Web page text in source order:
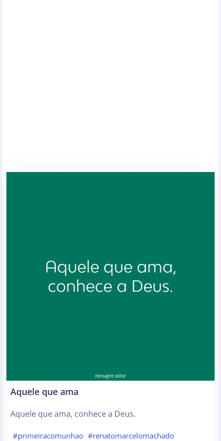
Aquele que ama
Aquele que ama, conhece a Deus.
#primeiracomunhao #renatomarcelomachado